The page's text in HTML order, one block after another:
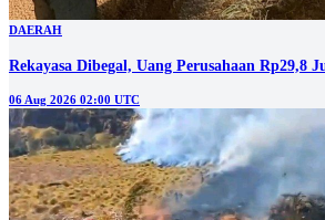
DAERAH
Rekayasa Dibegal, Uang Perusahaan Rp29,8
06 Aug 2026 02:00 UTC